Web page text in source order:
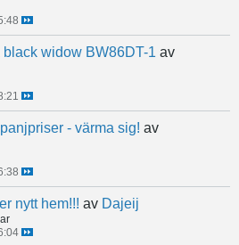
black widow BW86DT-1 av
- värma sig! av
nytt hem!!! av Dajeij